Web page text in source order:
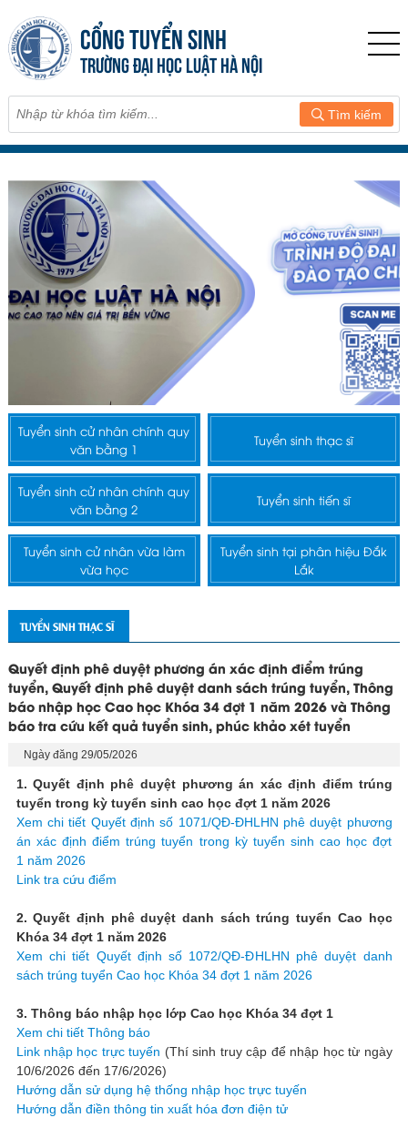
CỔNG TUYỂN SINH
TRƯỜNG ĐẠI HỌC LUẬT HÀ NỘI
Tìm kiếm
Tuyển sinh cử nhân chính quy
văn bằng 1
Tuyển sinh thạc sĩ
Tuyển sinh cử nhân chính quy
văn bằng 2
Tuyển sinh tiến sĩ
Tuyển sinh cử nhân vừa làm
vừa học
Tuyển sinh tại phân hiệu Đắk
Lắk
TUYỂN SINH THẠC SĨ
Quyết định phê duyệt phương án xác định điểm trúng
tuyển, Quyết định phê duyệt danh sách trúng tuyển, Thông
báo nhập học Cao học Khóa 34 đợt 1 năm 2026 và Thông
báo tra cứu kết quả tuyển sinh, phúc khảo xét tuyển
Ngày đăng 29/05/2026
1. Quyết định phê duyệt phương án xác định điểm trúng
tuyển trong kỳ tuyển sinh cao học đợt 1 năm 2026
Xem chi tiết Quyết định số 1071/QĐ-ĐHLHN phê duyệt phương
án xác định điểm trúng tuyển trong kỳ tuyển sinh cao học đợt
1 năm 2026
Link tra cứu điểm
2. Quyết định phê duyệt danh sách trúng tuyển Cao học
Khóa 34 đợt 1 năm 2026
Xem chi tiết Quyết định số 1072/QĐ-ĐHLHN phê duyệt danh
sách trúng tuyển Cao học Khóa 34 đợt 1 năm 2026
3. Thông báo nhập học lớp Cao học Khóa 34 đợt 1
Xem chi tiết Thông báo
Link nhập học trực tuyến (Thí sinh truy cập để nhập học từ ngày
10/6/2026 đến 17/6/2026)
Hướng dẫn sử dụng hệ thống nhập học trực tuyến
Hướng dẫn điền thông tin xuất hóa đơn điện tử